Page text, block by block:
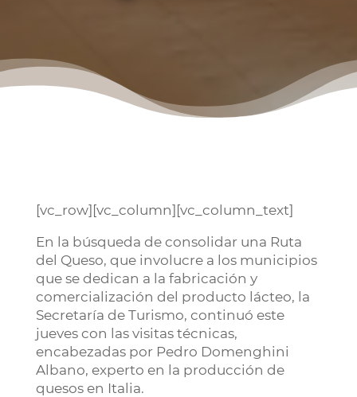
[vc_row][vc_column][vc_column_text]
En la búsqueda de consolidar una Ruta
del Queso, que involucre a los municipios
que se dedican a la fabricación y
comercialización del producto lácteo, la
Secretaría de Turismo, continuó este
jueves con las visitas técnicas,
encabezadas por Pedro Domenghini
Albano, experto en la producción de
quesos en Italia.